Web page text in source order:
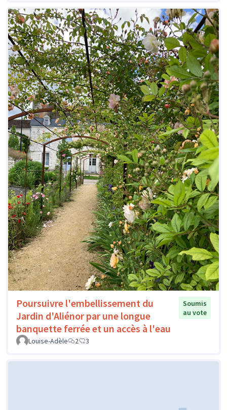
Poursuivre l'embellissement du
Jardin d'Aliénor par une longue
banquette ferrée et un accès à l'eau
Soumis
au vote
Louise-Adèle 2 3